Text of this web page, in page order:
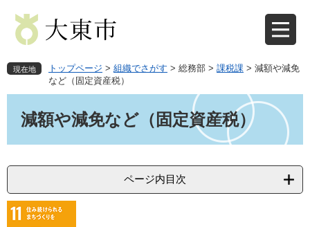
先
で
を
ば
へ
現在地 トップページ > 組織でさがす > 総務部 > 課税課 > 減額や減免
など（固定資産税）
減額や減免など（固定資産税）
ページ内目次